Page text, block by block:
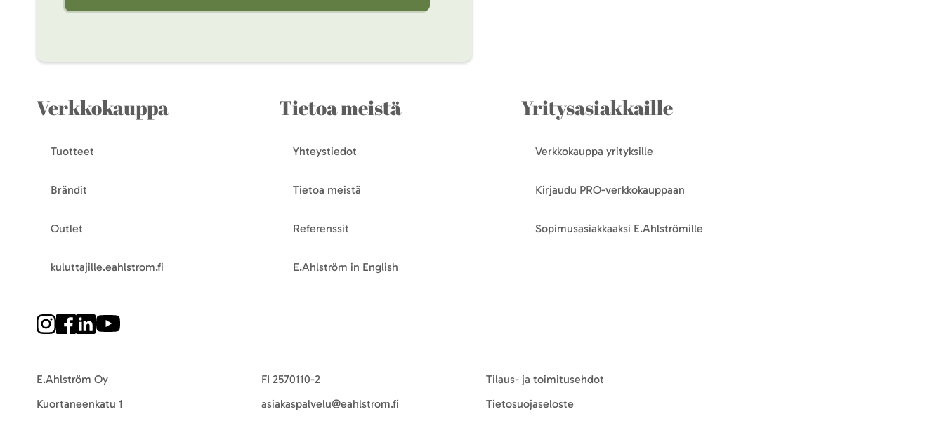
Verkkokauppa
Tuotteet
Brändit
Outlet
kuluttajille.eahlstrom.fi
Tietoa meistä
Yhteystiedot
Tietoa meistä
Referenssit
E.Ahlström in English
Yritysasiakkaille
Verkkokauppa yrityksille
Kirjaudu PRO-verkkokauppaan
Sopimusasiakkaaksi E.Ahlströmille
E.Ahlström Oy
Kuortaneenkatu 1
FI 2570110-2
asiakaspalvelu@eahlstrom.fi
Tilaus- ja toimitusehdot
Tietosuojaseloste